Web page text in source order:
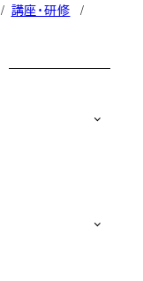
講座・研修